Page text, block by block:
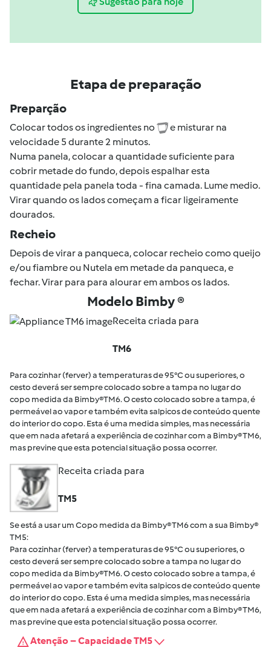
Etapa de preparação
Preparção
Colocar todos os ingredientes no
e misturar na
velocidade 5 durante 2 minutos.
Numa panela, colocar a quantidade suficiente para
cobrir metade do fundo, depois espalhar esta
quantidade pela panela toda - fina camada. Lume medio.
Virar quando os lados começam a ficar ligeiramente
dourados.
Recheio
Depois de virar a panqueca, colocar recheio como queijo
e/ou fiambre ou Nutela em metade da panqueca, e
fechar. Virar para para alourar em ambos os lados.
Modelo Bimby ®
Receita criada para
TM6
Para cozinhar (ferver) a temperaturas de 95°C ou superiores, o
cesto deverá ser sempre colocado sobre a tampa no lugar do
copo medida da Bimby®TM6. O cesto colocado sobre a tampa, é
permeável ao vapor e também evita salpicos de conteúdo quente
do interior do copo. Esta é uma medida simples, mas necessária
que em nada afetará a experiência de cozinhar com a Bimby® TM6,
mas previne que esta potencial situação possa ocorrer.
Receita criada para
TM5
Se está a usar um Copo medida da Bimby® TM6 com a sua Bimby®
TM5:
Para cozinhar (ferver) a temperaturas de 95°C ou superiores, o
cesto deverá ser sempre colocado sobre a tampa no lugar do
copo medida da Bimby®TM6. O cesto colocado sobre a tampa, é
permeável ao vapor e também evita salpicos de conteúdo quente
do interior do copo. Esta é uma medida simples, mas necessária
que em nada afetará a experiência de cozinhar com a Bimby® TM6,
mas previne que esta potencial situação possa ocorrer.
Atenção – Capacidade TM5